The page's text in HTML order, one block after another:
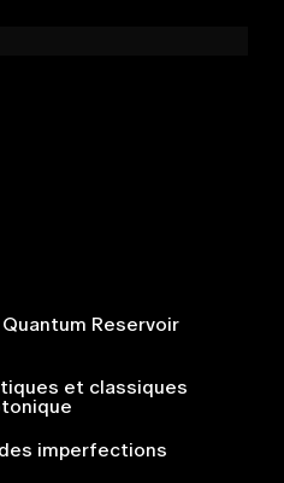
Mail
URL
Reservoir
et classiques
imperfections